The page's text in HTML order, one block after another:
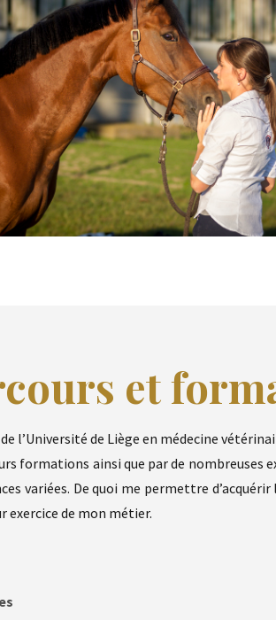
et
l’Université de Liège en médecine
formations ainsi que par de nombreuses
variées. De quoi me permettre
exercice de mon métier.